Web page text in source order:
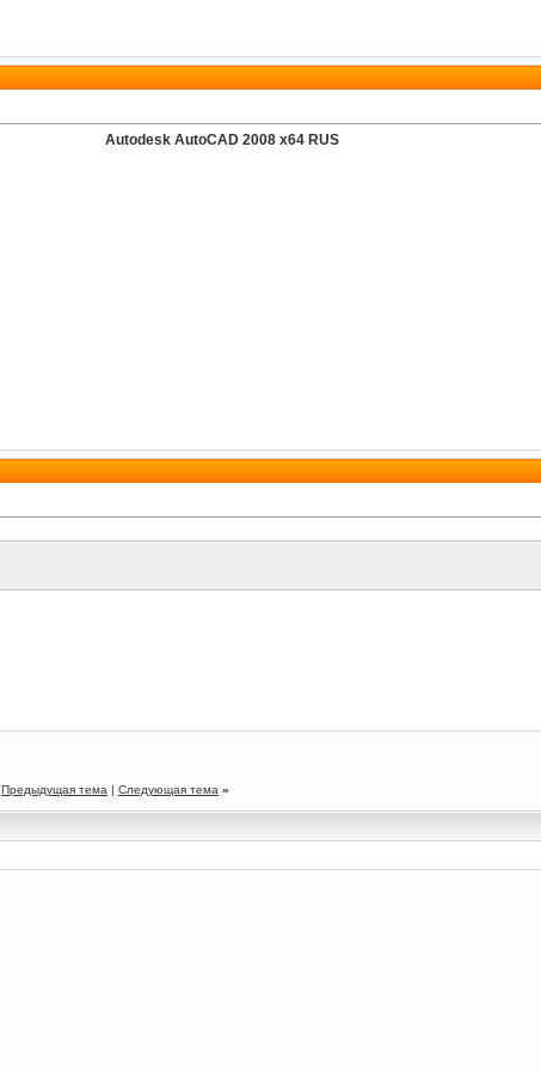
Autodesk AutoCAD 2008 x64 RUS
Предыдущая тема | Следующая тема »